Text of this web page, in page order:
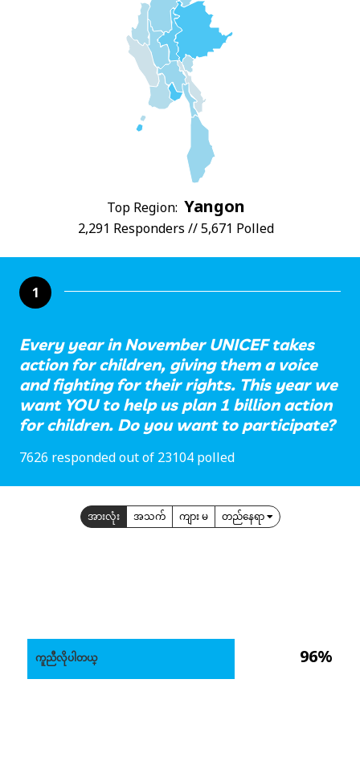
Top Region: Yangon
2,291 Responders // 5,671 Polled
1
Every year in November UNICEF takes
action for children, giving them a voice
and fighting for their rights. This year we
want YOU to help us plan 1 billion action
for children. Do you want to participate?
7626 responded out of 23104 polled
အားလုံး အသက် ကျား မ တည်နေရာ
96%
ကူညီလိုပါတယ္